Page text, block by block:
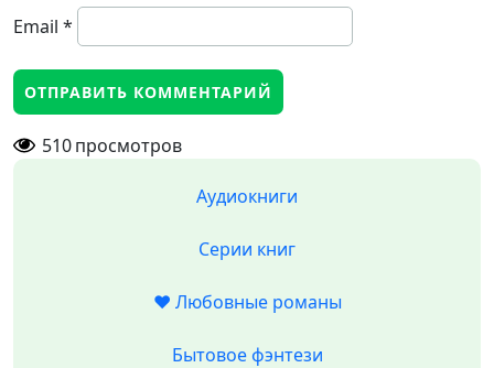
Email *
510просмотров
Аудиокниги
Серии книг
❤️ Любовные романы
Бытовое фэнтези